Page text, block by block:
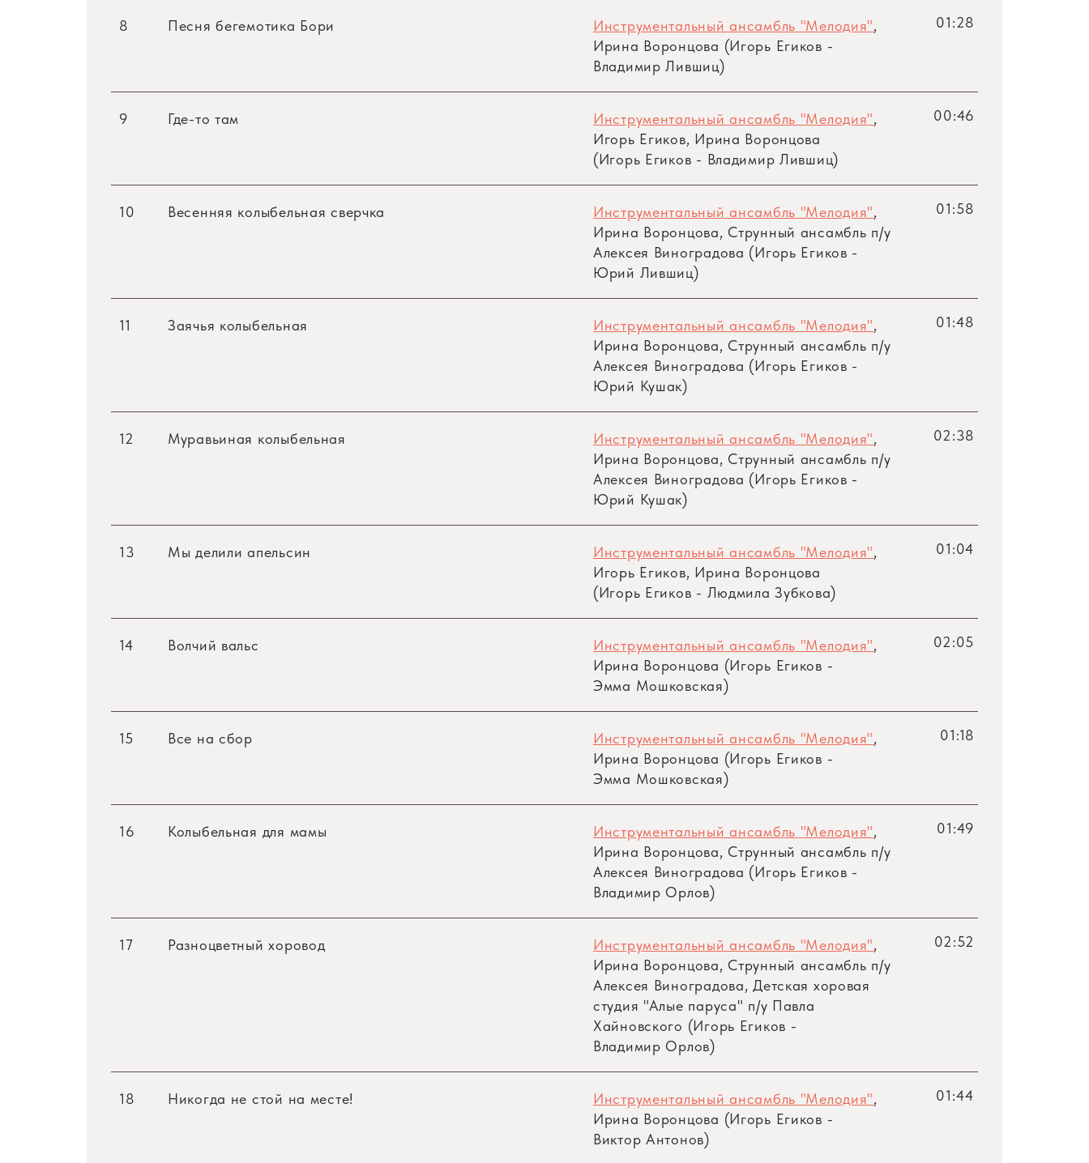
8 Песня бегемотика Бори Инструментальный ансамбль "Мелодия",
Ирина Воронцова (Игорь Егиков -
Владимир Лившиц)
01:28
9 Где-то там Инструментальный ансамбль "Мелодия",
Игорь Егиков, Ирина Воронцова
(Игорь Егиков - Владимир Лившиц)
00:46
10 Весенняя колыбельная сверчка Инструментальный ансамбль "Мелодия",
Ирина Воронцова, Струнный ансамбль п/у
Алексея Виноградова (Игорь Егиков -
Юрий Лившиц)
01:58
11 Заячья колыбельная Инструментальный ансамбль "Мелодия",
Ирина Воронцова, Струнный ансамбль п/у
Алексея Виноградова (Игорь Егиков -
Юрий Кушак)
01:48
12 Муравьиная колыбельная Инструментальный ансамбль "Мелодия",
Ирина Воронцова, Струнный ансамбль п/у
Алексея Виноградова (Игорь Егиков -
Юрий Кушак)
02:38
13 Мы делили апельсин Инструментальный ансамбль "Мелодия",
Игорь Егиков, Ирина Воронцова
(Игорь Егиков - Людмила Зубкова)
01:04
14 Волчий вальс Инструментальный ансамбль "Мелодия",
Ирина Воронцова (Игорь Егиков -
Эмма Мошковская)
02:05
15 Все на сбор Инструментальный ансамбль "Мелодия",
Ирина Воронцова (Игорь Егиков -
Эмма Мошковская)
01:18
16 Колыбельная для мамы Инструментальный ансамбль "Мелодия",
Ирина Воронцова, Струнный ансамбль п/у
Алексея Виноградова (Игорь Егиков -
Владимир Орлов)
01:49
17 Разноцветный хоровод Инструментальный ансамбль "Мелодия",
Ирина Воронцова, Струнный ансамбль п/у
Алексея Виноградова, Детская хоровая
студия "Алые паруса" п/у Павла
Хайновского (Игорь Егиков -
Владимир Орлов)
02:52
18 Никогда не стой на месте! Инструментальный ансамбль "Мелодия",
Ирина Воронцова (Игорь Егиков -
Виктор Антонов)
01:44